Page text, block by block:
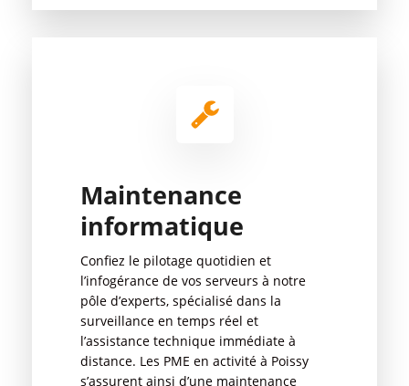
Maintenance
informatique
Confiez le pilotage quotidien et
l’infogérance de vos serveurs à notre
pôle d’experts, spécialisé dans la
surveillance en temps réel et
l’assistance technique immédiate à
distance. Les PME en activité à Poissy
s’assurent ainsi d’une maintenance